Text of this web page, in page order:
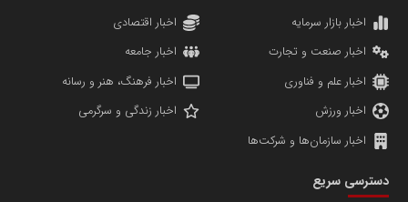
دانشگاه سئوی ایران
تامین آهن اسفنجی تولیدکنندگان فولاد در کشور
مریم حاج نوروز نظری
اخبار بازار سرمایه
اخبار اقتصادی
اخبار صنعت و تجارت
اخبار جامعه
اخبار علم و فناوری
اخبار فرهنگ، هنر و رسانه
اخبار ورزش
اخبار زندگی و سرگرمی
اخبار سازمان‌ها و شرکت‌ها
دسترسی سریع